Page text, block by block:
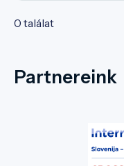
0 találat
Partnereink